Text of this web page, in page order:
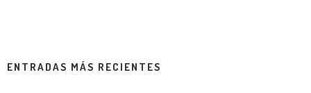
ENTRADAS MÁS RECIENTES